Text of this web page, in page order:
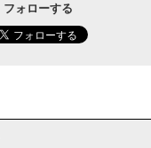
フォローする